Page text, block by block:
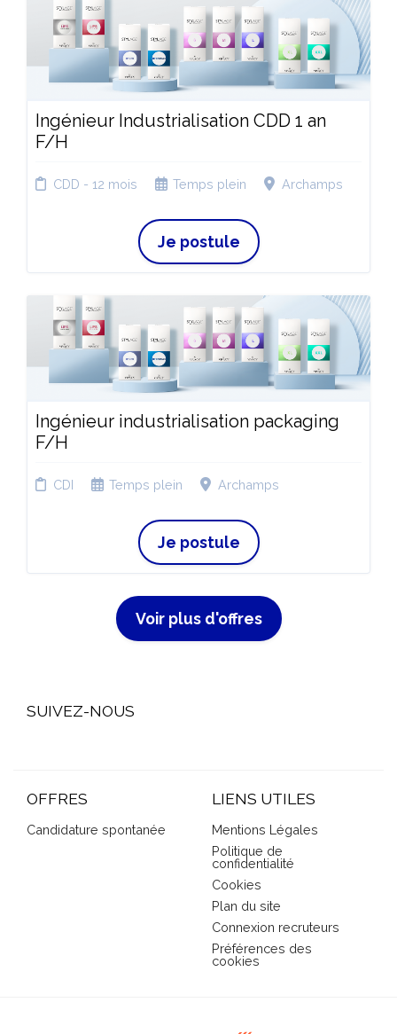
Ingénieur Industrialisation CDD 1 an
F/H
CDD - 12 mois Temps plein Archamps
Je postule
Ingénieur industrialisation packaging
F/H
CDI Temps plein Archamps
Je postule
Voir plus d'offres
SUIVEZ-NOUS
OFFRES
Candidature spontanée
LIENS UTILES
Mentions Légales
Politique de
confidentialité
Cookies
Plan du site
Connexion recruteurs
Préférences des
cookies